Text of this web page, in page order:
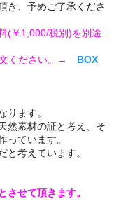
き、予めご了承くださ
(￥1,000/税別)を別途
文ください。→ BOX
ります。
然素材の証と考え、そ
っています。
と考えています。
させて頂きます。